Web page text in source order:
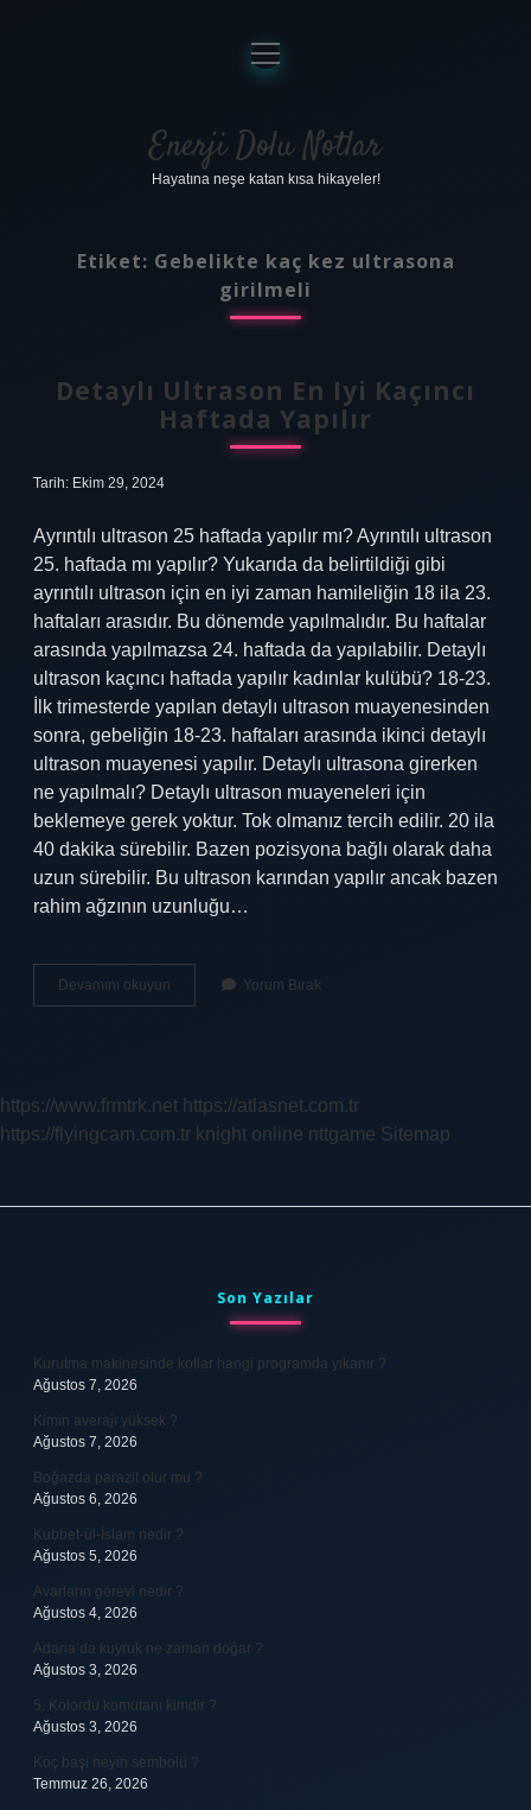
Anasayfa
Gizlilik Politikası
Yasal Uyarı
menüyü
aç
Enerji Dolu Notlar
Hayatına neşe katan kısa hikayeler!
Etiket: Gebelikte kaç kez ultrasona
girilmeli
Detaylı Ultrason En Iyi Kaçıncı
Haftada Yapılır
Tarih: Ekim 29, 2024
Ayrıntılı ultrason 25 haftada yapılır mı? Ayrıntılı ultrason
25. haftada mı yapılır? Yukarıda da belirtildiği gibi
ayrıntılı ultrason için en iyi zaman hamileliğin 18 ila 23.
haftaları arasıdır. Bu dönemde yapılmalıdır. Bu haftalar
arasında yapılmazsa 24. haftada da yapılabilir. Detaylı
ultrason kaçıncı haftada yapılır kadınlar kulübü? 18-23.
İlk trimesterde yapılan detaylı ultrason muayenesinden
sonra, gebeliğin 18-23. haftaları arasında ikinci detaylı
ultrason muayenesi yapılır. Detaylı ultrasona girerken
ne yapılmalı? Detaylı ultrason muayeneleri için
beklemeye gerek yoktur. Tok olmanız tercih edilir. 20 ila
40 dakika sürebilir. Bazen pozisyona bağlı olarak daha
uzun sürebilir. Bu ultrason karından yapılır ancak bazen
rahim ağzının uzunluğu…
Devamını okuyun
Ultrason
Yapılır
Yorum Bırak
https://www.frmtrk.net https://atlasnet.com.tr
https://flyingcam.com.tr knight online nttgame Sitemap
Son Yazılar
Kurutma makinesinde kotlar hangi programda yıkanır ?
Ağustos 7, 2026
Kimin averajı yüksek ?
Ağustos 7, 2026
Boğazda parazit olur mu ?
Ağustos 6, 2026
Kubbet-ül-İslam nedir ?
Ağustos 5, 2026
Avarların görevi nedir ?
Ağustos 4, 2026
Adana’da kuyruk ne zaman doğar ?
Ağustos 3, 2026
5. Kolordu komutanı kimdir ?
Ağustos 3, 2026
Koç başı neyin sembolü ?
Temmuz 26, 2026